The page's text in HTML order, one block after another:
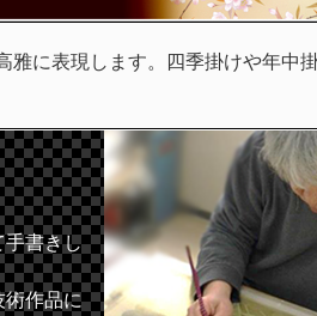
雅に表現します。四季掛けや年中
手書きし
術作品に